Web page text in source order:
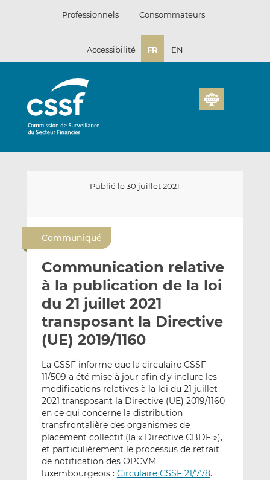
Professionnels Consommateurs
Accessibilité FR EN
Publié le 30 juillet 2021
y
e
r
p
a
r
m
a
i
l
a
g
e
r
s
u
L
i
n
k
e
d
I
n
a
g
e
r
u
F
a
c
e
b
o
o
k
Communiqué
Communication relative
à la publication de la loi
du 21 juillet 2021
transposant la Directive
(UE) 2019/1160
La CSSF informe que la circulaire CSSF
11/509 a été mise à jour afin d’y inclure les
modifications relatives à la loi du 21 juillet
2021 transposant la Directive (UE) 2019/1160
en ce qui concerne la distribution
transfrontalière des organismes de
placement collectif (la « Directive CBDF »),
et particulièrement le processus de retrait
de notification des OPCVM
luxembourgeois : Circulaire CSSF 21/778.